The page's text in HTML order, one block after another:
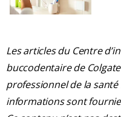
Les articles du Centre
buccodentaire de
professionnel de la
informations sont